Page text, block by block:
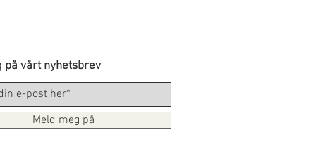
på vårt nyhetsbrev
Meld meg på